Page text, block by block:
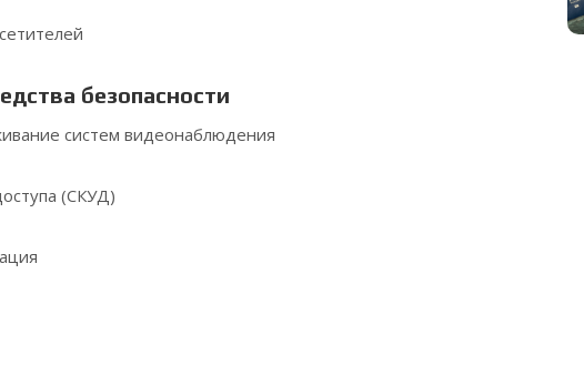
безопасности
систем видеонаблюдения
(СКУД)